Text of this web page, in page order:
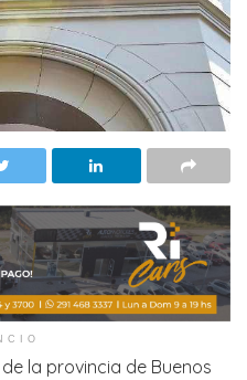
la provincia de Buenos